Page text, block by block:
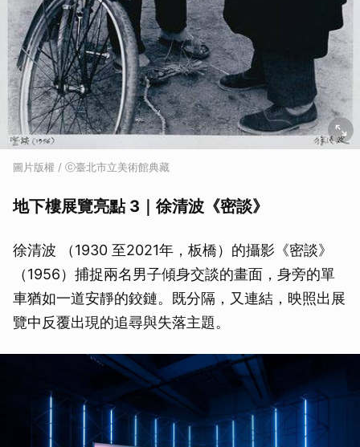
圖片版權 / ⓒ臺北市立美術館典藏
地下樓展覽亮點 3｜徐清波《密談》
徐清波 （1930 至2021年，板橋）的攝影《密談》
（1956）捕捉兩名男子傾身交談的畫面，身旁的單
車猶如一道安靜的鉸鏈。既分隔，又連結，映照出展
覽中反覆出現的追尋與失落主題。